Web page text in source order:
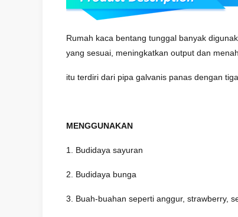
Rumah kaca bentang tunggal banyak
yang sesuai, meningkatkan output dan
itu terdiri dari pipa galvanis panas dengan
MENGGUNAKAN
1. Budidaya sayuran
2. Budidaya bunga
3. Buah-buahan seperti anggur, strawberry,